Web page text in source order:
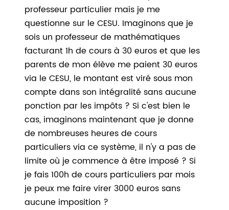
professeur particulier mais je me
questionne sur le CESU. Imaginons que je
sois un professeur de mathématiques
facturant 1h de cours à 30 euros et que les
parents de mon élève me paient 30 euros
via le CESU, le montant est viré sous mon
compte dans son intégralité sans aucune
ponction par les impôts ? Si c'est bien le
cas, imaginons maintenant que je donne
de nombreuses heures de cours
particuliers via ce système, il n'y a pas de
limite où je commence à être imposé ? Si
je fais 100h de cours particuliers par mois
je peux me faire virer 3000 euros sans
aucune imposition ?